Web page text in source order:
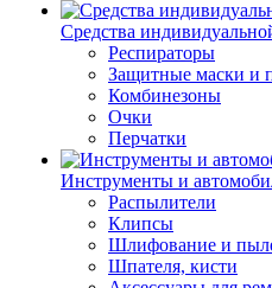
Средства
Респираторы
Защитные маски и
Комбинезоны
Очки
Перчатки
Инструменты и
Распылители
Клипсы
Шлифование и
Шпателя, кисти